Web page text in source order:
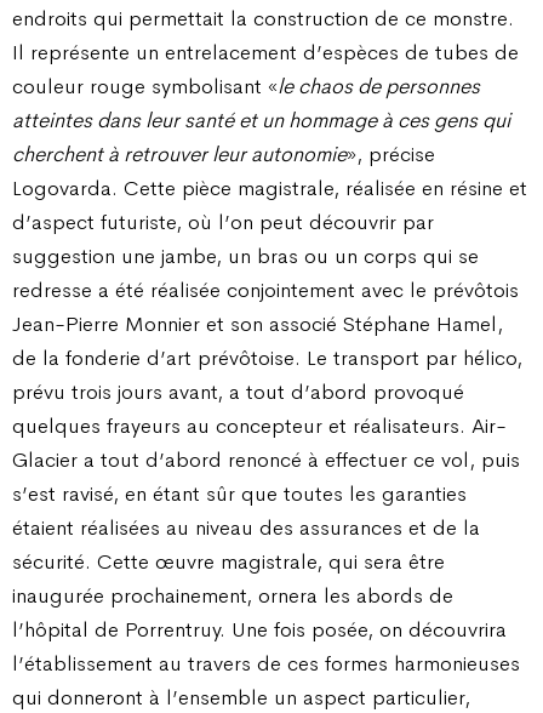
endroits qui permettait la construction de ce monstre.
Il représente un entrelacement d’espèces de tubes de
couleur rouge symbolisant «le chaos de personnes
atteintes dans leur santé et un hommage à ces gens qui
cherchent à retrouver leur autonomie», précise
Logovarda. Cette pièce magistrale, réalisée en résine et
d’aspect futuriste, où l’on peut découvrir par
suggestion une jambe, un bras ou un corps qui se
redresse a été réalisée conjointement avec le prévôtois
Jean-Pierre Monnier et son associé Stéphane Hamel,
de la fonderie d’art prévôtoise. Le transport par hélico,
prévu trois jours avant, a tout d’abord provoqué
quelques frayeurs au concepteur et réalisateurs. Air-
Glacier a tout d’abord renoncé à effectuer ce vol, puis
s’est ravisé, en étant sûr que toutes les garanties
étaient réalisées au niveau des assurances et de la
sécurité. Cette œuvre magistrale, qui sera être
inaugurée prochainement, ornera les abords de
l’hôpital de Porrentruy. Une fois posée, on découvrira
l’établissement au travers de ces formes harmonieuses
qui donneront à l’ensemble un aspect particulier,